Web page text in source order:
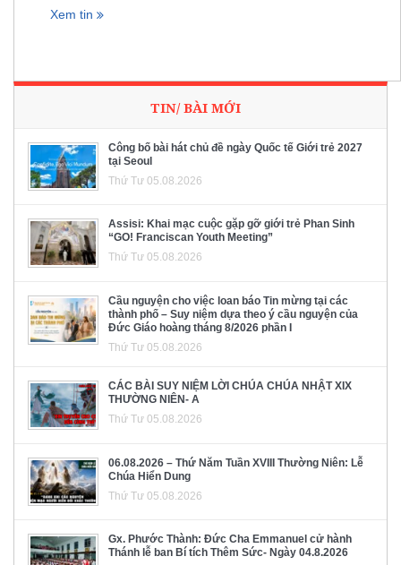
Xem tin
TIN/ BÀI MỚI
Công bố bài hát chủ đề ngày Quốc tế Giới trẻ 2027
tại Seoul
Thứ Tư 05.08.2026
Assisi: Khai mạc cuộc gặp gỡ giới trẻ Phan Sinh
“GO! Franciscan Youth Meeting”
Thứ Tư 05.08.2026
Cầu nguyện cho việc loan báo Tin mừng tại các
thành phố – Suy niệm dựa theo ý cầu nguyện của
Đức Giáo hoàng tháng 8/2026 phần I
Thứ Tư 05.08.2026
CÁC BÀI SUY NIỆM LỜI CHÚA CHÚA NHẬT XIX
THƯỜNG NIÊN- A
Thứ Tư 05.08.2026
06.08.2026 – Thứ Năm Tuần XVIII Thường Niên: Lễ
Chúa Hiển Dung
Thứ Tư 05.08.2026
Gx. Phước Thành: Đức Cha Emmanuel cử hành
Thánh lễ ban Bí tích Thêm Sức- Ngày 04.8.2026